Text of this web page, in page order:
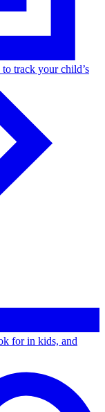
track your child’s
for in kids, and